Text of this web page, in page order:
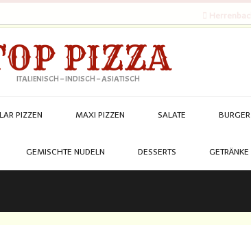
PIZZA
ITALIENISCH – INDISCH – ASIATISCH
PIZZEN MAXI PIZZEN SALATE BURGER
GEMISCHTE NUDELN DESSERTS GETRÄNKE